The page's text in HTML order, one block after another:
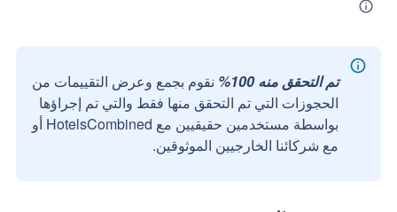
تم التحقق منه 100%
نقوم بجمع وعرض التقييمات من
الحجوزات التي تم التحقق منها فقط والتي تم إجراؤها
بواسطة مستخدمين حقيقيين مع HotelsCombined أو
مع شركائنا الخارجيين الموثوقين.